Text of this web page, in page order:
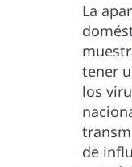
La
tener
los
de